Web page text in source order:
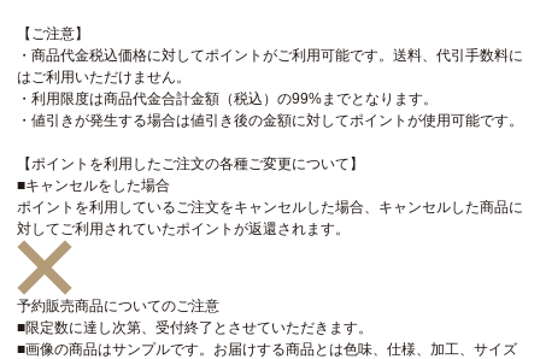
【ご注意】
・商品代金税込価格に対してポイントがご利用可能です。送料、代引手数料に
はご利用いただけません。
・利用限度は商品代金合計金額（税込）の99%までとなります。
・値引きが発生する場合は値引き後の金額に対してポイントが使用可能です。
【ポイントを利用したご注文の各種ご変更について】
■キャンセルをした場合
ポイントを利用しているご注文をキャンセルした場合、キャンセルした商品に
対してご利用されていたポイントが返還されます。
予約販売商品についてのご注意
■限定数に達し次第、受付終了とさせていただきます。
■画像の商品はサンプルです。お届けする商品とは色味、仕様、加工、サイズ